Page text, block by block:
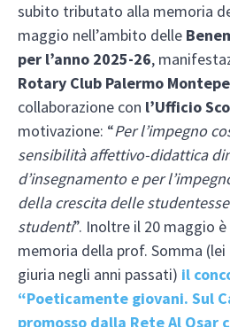
subito tributato alla memoria
maggio nell’ambito delle
per l’anno 2025-26,
Rotary Club Palermo
collaborazione con l’Ufficio
motivazione: “Per l’impegno
sensibilità affettivo-didattica
d’insegnamento e per
della crescita delle
studenti”. Inoltre il 20 maggio
memoria della prof. Somma
giuria negli anni passati) il
“Poeticamente giovani. Sul
promosso dalla Rete Al Qsar